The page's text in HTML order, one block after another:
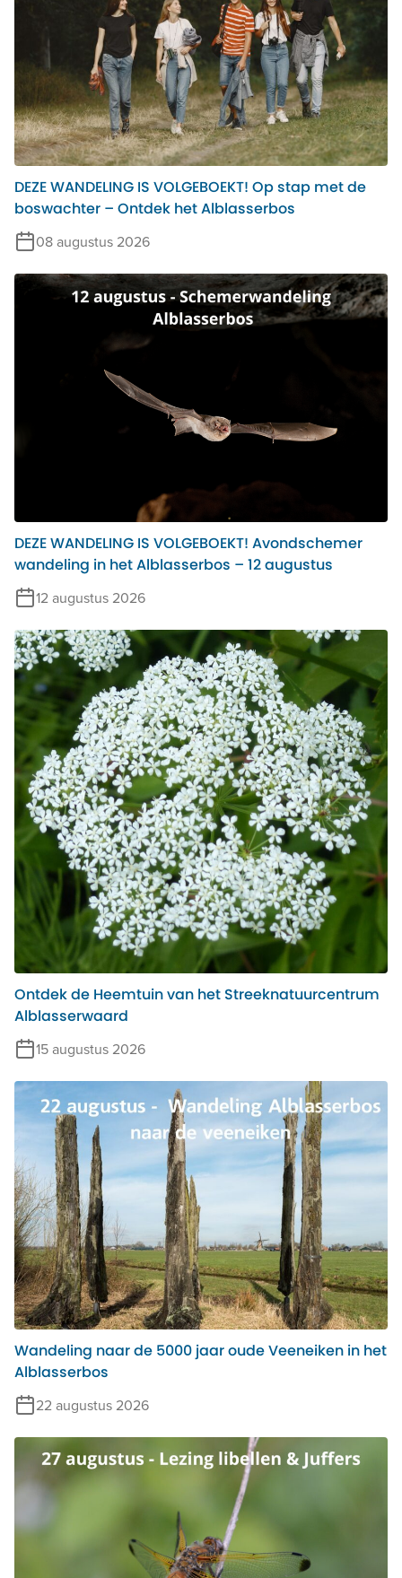
DEZE WANDELING IS VOLGEBOEKT! Op stap met de
boswachter – Ontdek het Alblasserbos
08 augustus 2026
DEZE WANDELING IS VOLGEBOEKT! Avondschemer
wandeling in het Alblasserbos – 12 augustus
12 augustus 2026
Ontdek de Heemtuin van het Streeknatuurcentrum
Alblasserwaard
15 augustus 2026
Wandeling naar de 5000 jaar oude Veeneiken in het
Alblasserbos
22 augustus 2026